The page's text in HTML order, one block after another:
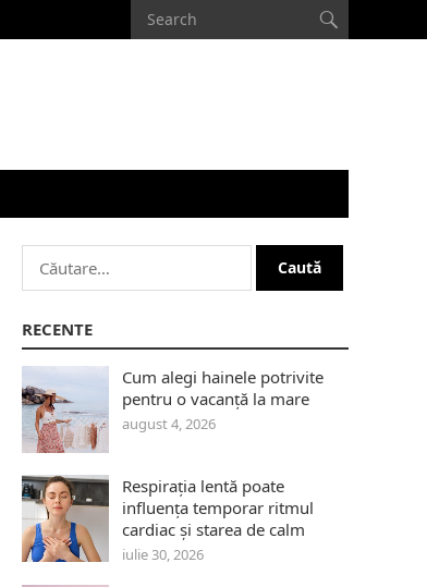
Caută
după:
RECENTE
Cum alegi hainele potrivite
pentru o vacanță la mare
august 4, 2026
Respirația lentă poate
influența temporar ritmul
cardiac și starea de calm
iulie 30, 2026